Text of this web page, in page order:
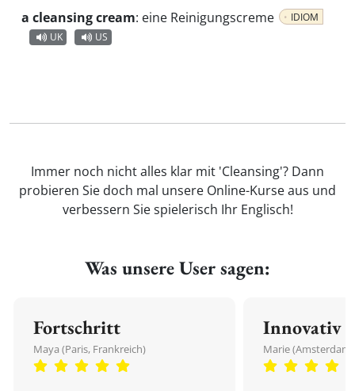
a cleansing cream: eine Reinigungscreme
IDIOM
UK
US
Immer noch nicht alles klar mit 'Cleansing'? Dann
probieren Sie doch mal unsere Online-Kurse aus und
verbessern Sie spielerisch Ihr Englisch!
Was unsere User sagen:
Fortschritt
Maya (Paris, Frankreich)
Innovativ
Marie